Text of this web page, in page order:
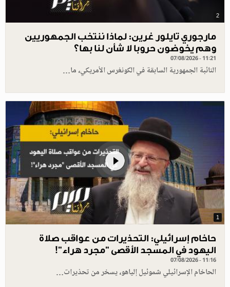
2
مارجوري تايلور غرين: لماذا ننتخب الجمهوريين
وهم يخوضون حروبا لا شأن لنا بها؟
07/08/2026 - 11:21
النائبة الجمهورية السابقة في الكونغرس الأمريكي، ما…
1
حاخام إسرائيلي: التحذيرات من عواقب صلاة
اليهود في المسجد الأقصى "مجرد هراء"!
07/08/2026 - 11:16
الحاخام الإسرائيلي شموئيل إلياهو، يسخر من تحذيرات…